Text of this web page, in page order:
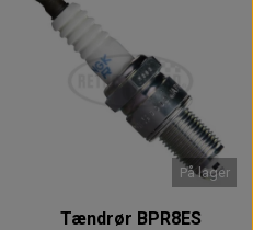
På lager
Tændrør BPR8ES